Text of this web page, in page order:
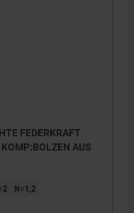
FEDERKRAFT
AUS
N=1,2